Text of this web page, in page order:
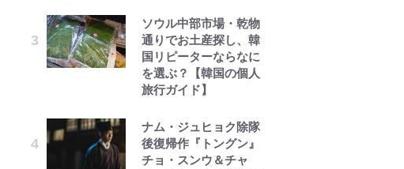
ソウル中部市場・乾物
通りでお土産探し、韓
国リピーターならなに
を選ぶ？【韓国の個人
旅行ガイド】
ナム・ジュヒョク除隊
後復帰作『トングン』
チョ・スンウ＆チャ